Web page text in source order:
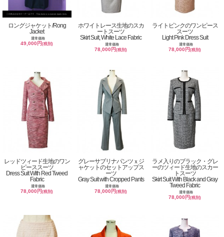
ロングジャケット/Rong
Jacket
通常価格
49,000円(税別)
ホワイトレース生地のスカ
ートスーツ
Skirt Suit, White Lace Fabric
通常価格
78,000円(税別)
ライトピンクのワンピース
スーツ
Light Pink Dress Suit
通常価格
78,000円(税別)
レッドツィード生地のワン
ピーススーツ
Dress Suit With Red Tweed
Fabric
通常価格
78,000円(税別)
グレーサブリナパンツｘジ
ャケットのセットアップス
ーツ
Gray Suit with Cropped Pants
通常価格
78,000円(税別)
ラメ入りのブラック・グレ
ーのツィード生地のスカー
トスーツ
Skirt Suit With Black and Gray
Tweed Fabric
通常価格
78,000円(税別)